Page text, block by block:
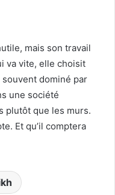
mais son travail
va vite, elle choisit
souvent dominé par
une société
plutôt que les murs.
Et qu’il comptera